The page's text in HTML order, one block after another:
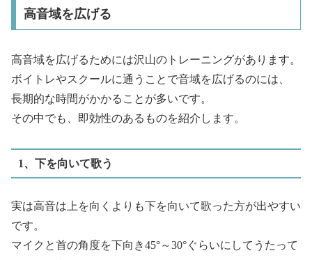
高音域を広げる
高音域を広げるためには沢山のトレーニングがあります。
ボイトレやスクールに通うことで音域を広げるのには、
長期的な時間がかかることが多いです。
その中でも、即効性のあるものを紹介します。
1、下を向いて歌う
実は高音は上を向くよりも下を向いて歌った方が出やすい
です。
マイクと首の角度を下向き45°～30°ぐらいにしてうたって